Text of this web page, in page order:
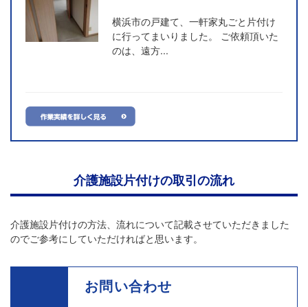
横浜市の戸建て、一軒家丸ごと片付け
に行ってまいりました。 ご依頼頂いた
のは、遠方...
介護施設片付けの取引の流れ
介護施設片付けの方法、流れについて記載させていただきました
のでご参考にしていただければと思います。
お問い合わせ